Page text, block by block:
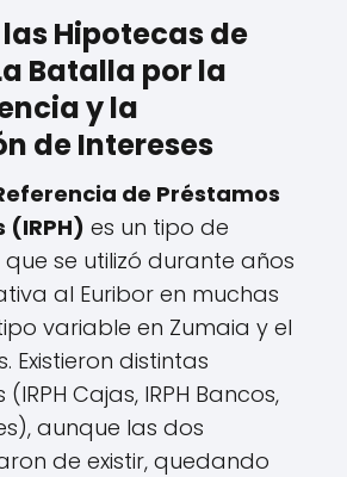
las Hipotecas de
Batalla por la
y la
de Intereses
de Préstamos
(IRPH) es un tipo de
se utilizó durante años
al Euribor en muchas
variable en Zumaia y el
Existieron distintas
Cajas, IRPH Bancos,
aunque las dos
de existir, quedando